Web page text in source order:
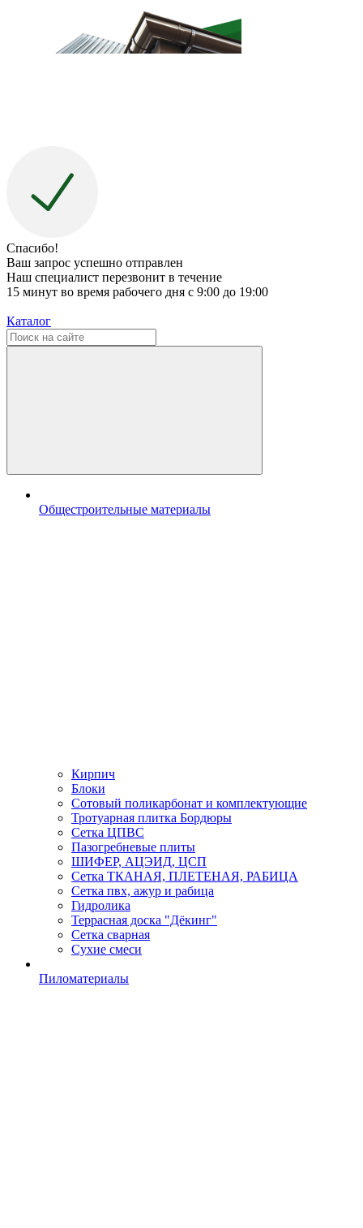
Спасибо!
Ваш запрос успешно отправлен
Наш специалист перезвонит в течение
15 минут во время рабочего дня с 9:00 до 19:00
Каталог
Общестроительные материалы
Кирпич
Блоки
Сотовый поликарбонат и комплектующие
Тротуарная плитка Бордюры
Сетка ЦПВС
Пазогребневые плиты
ШИФЕР, АЦЭИД, ЦСП
Сетка ТКАНАЯ, ПЛЕТЕНАЯ, РАБИЦА
Сетка пвх, ажур и рабица
Гидролика
Террасная доска "Дёкинг"
Сетка сварная
Сухие смеси
Пиломатериалы